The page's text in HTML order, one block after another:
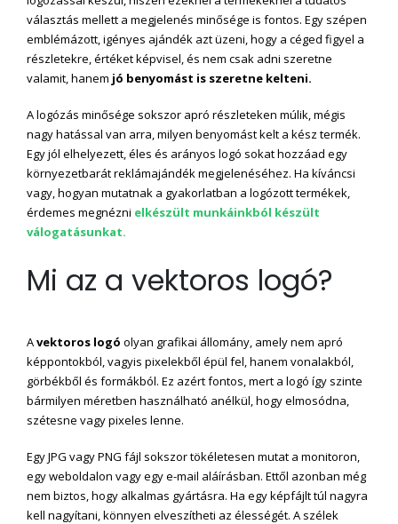
választás mellett a megjelenés minősége is fontos. Egy szépen
emblémázott, igényes ajándék azt üzeni, hogy a céged figyel a
részletekre, értéket képvisel, és nem csak adni szeretne
valamit, hanem jó benyomást is szeretne kelteni.
A logózás minősége sokszor apró részleteken múlik, mégis
nagy hatással van arra, milyen benyomást kelt a kész termék.
Egy jól elhelyezett, éles és arányos logó sokat hozzáad egy
környezetbarát reklámajándék megjelenéséhez. Ha kíváncsi
vagy, hogyan mutatnak a gyakorlatban a logózott termékek,
érdemes megnézni elkészült munkáinkból készült
válogatásunkat.
Mi az a vektoros logó?
Avektoros logó olyan grafikai állomány, amely nem apró
képpontokból, vagyis pixelekből épül fel, hanem vonalakból,
görbékből és formákból. Ez azért fontos, mert a logó így szinte
bármilyen méretben használható anélkül, hogy elmosódna,
szétesne vagy pixeles lenne.
Egy JPG vagy PNG fájl sokszor tökéletesen mutat a monitoron,
egy weboldalon vagy egy e-mail aláírásban. Ettől azonban még
nem biztos, hogy alkalmas gyártásra. Ha egy képfájlt túl nagyra
kell nagyítani, könnyen elveszítheti az élességét. A szélek